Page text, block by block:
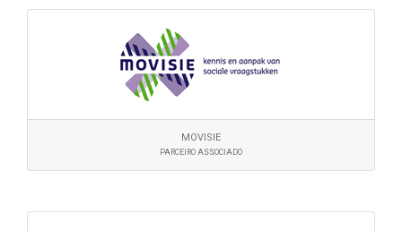
MOVISIE
PARCEIRO ASSOCIADO